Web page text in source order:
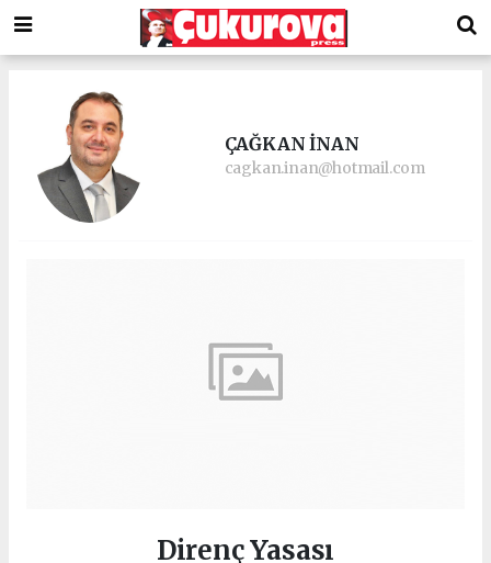
ÇAĞKAN İNAN
cagkan.inan@hotmail.com
Direnç Yasası